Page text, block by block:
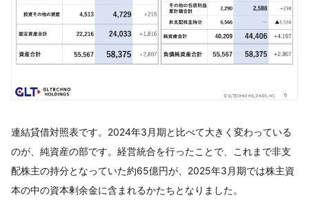
連結貸借対照表です。2024年3月期と比べて大きく変わっている
のが、純資産の部です。経営統合を行ったことで、これまで非支
配株主の持分となっていた約65億円が、2025年3月期では株主資
本の中の資本剰余金に含まれるかたちとなりました。